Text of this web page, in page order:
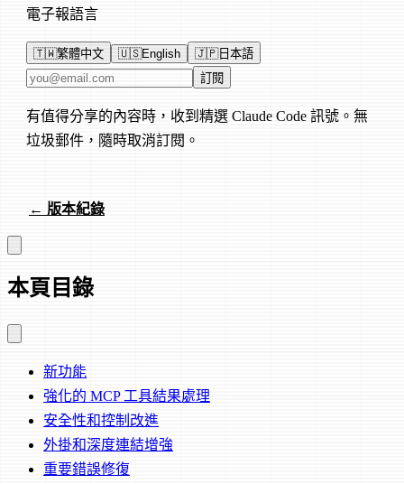
電子報語言
🇹🇼繁體中文 🇺🇸English 🇯🇵日本語
電子郵件地址 訂閱
有值得分享的內容時，收到精選 Claude Code 訊號。無
垃圾郵件，隨時取消訂閱。
← 版本紀錄
本頁目錄
新功能
強化的 MCP 工具結果處理
安全性和控制改進
外掛和深度連結增強
重要錯誤修復